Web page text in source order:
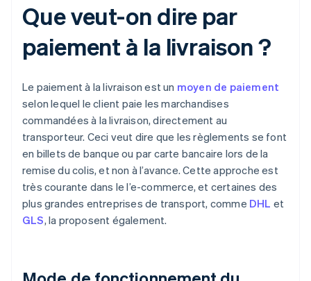
Que veut-on dire par
paiement à la livraison ?
Le paiement à la livraison est un moyen de paiement
selon lequel le client paie les marchandises
commandées à la livraison, directement au
transporteur. Ceci veut dire que les règlements se font
en billets de banque ou par carte bancaire lors de la
remise du colis, et non à l’avance. Cette approche est
très courante dans le l’e-commerce, et certaines des
plus grandes entreprises de transport, comme DHL et
GLS, la proposent également.